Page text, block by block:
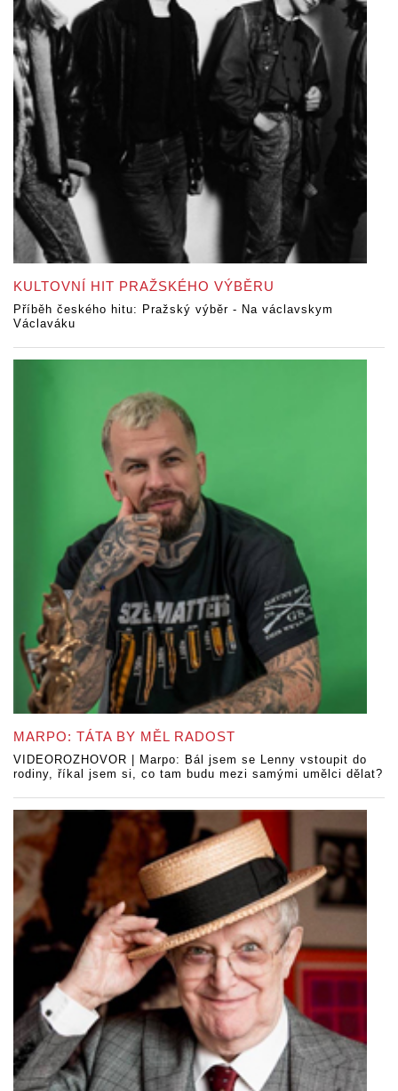
KULTOVNÍ HIT PRAŽSKÉHO VÝBĚRU
Příběh českého hitu: Pražský výběr - Na václavskym
Václaváku
MARPO: TÁTA BY MĚL RADOST
VIDEOROZHOVOR | Marpo: Bál jsem se Lenny vstoupit do
rodiny, říkal jsem si, co tam budu mezi samými umělci dělat?